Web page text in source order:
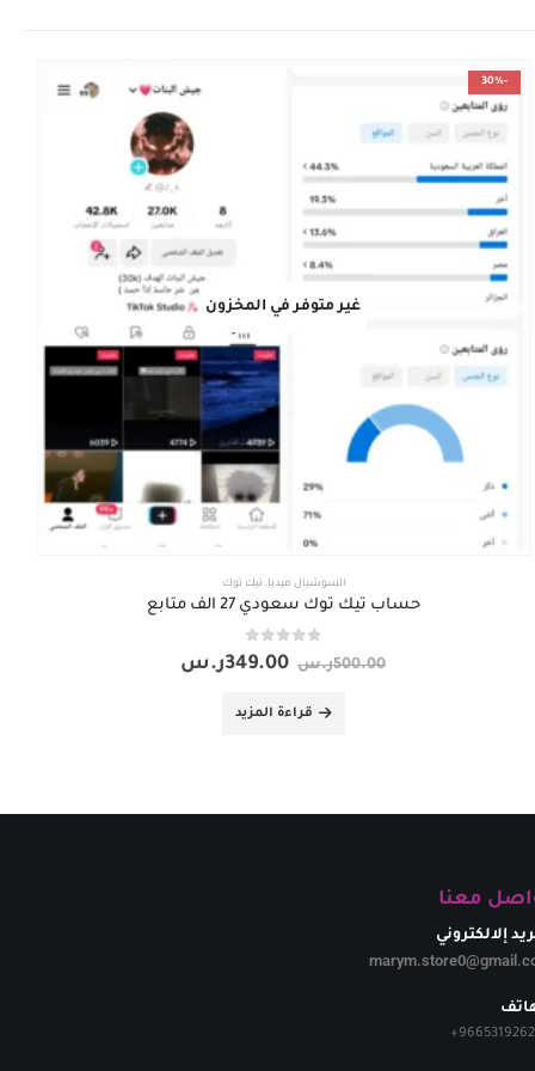
-30%
غير متوفر في المخزون
السوشيال ميديا, تيك توك
حساب تيك توك سعودي 27 الف متابع
500.00ر.س 349.00ر.س
قراءة المزيد
معنا
إلالكتروني
+